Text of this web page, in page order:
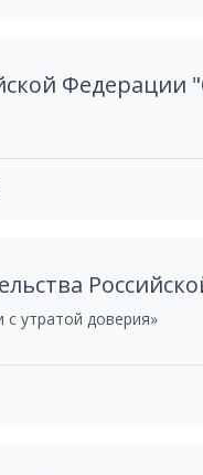
с утратой доверия»